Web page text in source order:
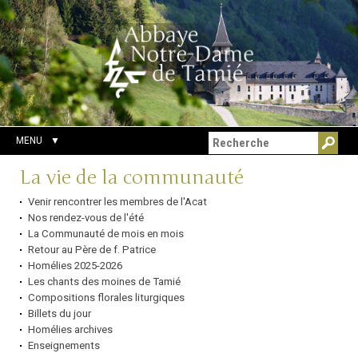
Aller
au
contenu.
|
Aller
à
la
navigation
Outils
personnels
Chercher par
Recherche
avancée…
MENU
Navigation
La vie de la communauté
Venir rencontrer les membres de l'Acat
Nos rendez-vous de l'été
La Communauté de mois en mois
Retour au Père de f. Patrice
Homélies 2025-2026
Les chants des moines de Tamié
Compositions florales liturgiques
Billets du jour
Homélies archives
Enseignements